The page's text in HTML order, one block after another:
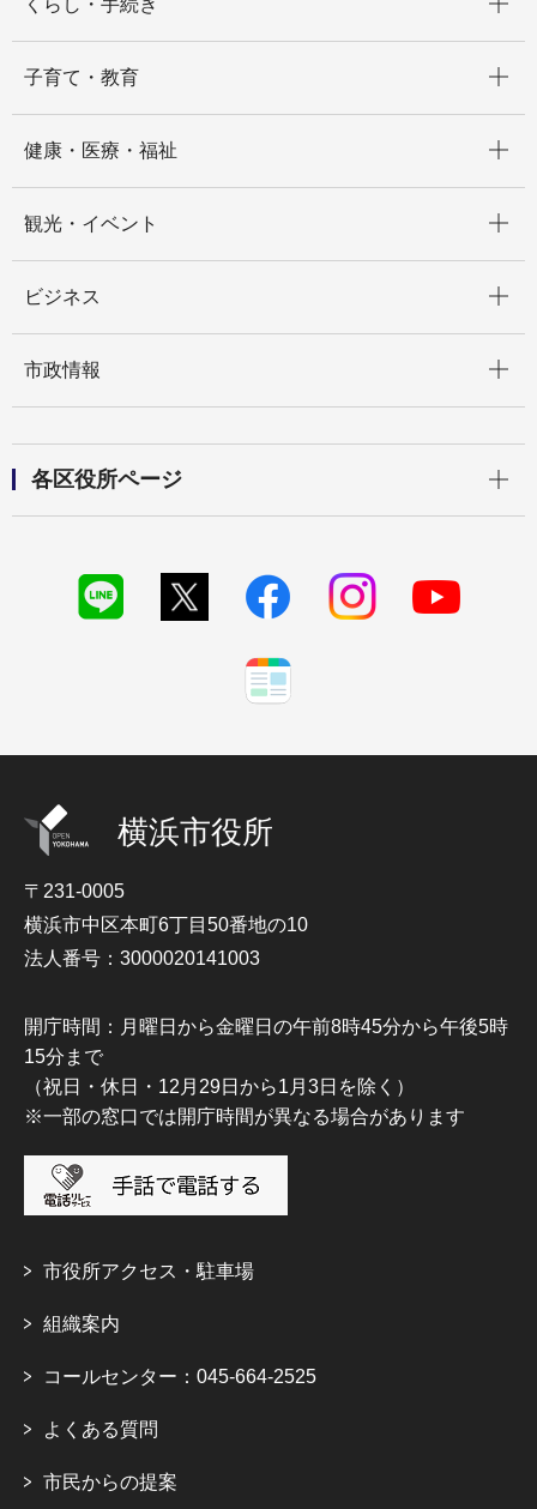
くらし・手続き
子育て・教育
健康・医療・福祉
観光・イベント
ビジネス
市政情報
各区役所ページ
横浜市役所
〒231-0005
横浜市中区本町6丁目50番地の10
法人番号：3000020141003
開庁時間：月曜日から金曜日の午前8時45分から午後5時
15分まで
（祝日・休日・12月29日から1月3日を除く）
※一部の窓口では開庁時間が異なる場合があります
市役所アクセス・駐車場
組織案内
コールセンター：045-664-2525
よくある質問
市民からの提案